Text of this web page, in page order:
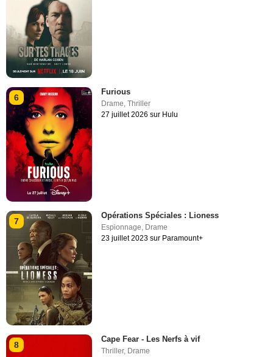
6
Furious
Drame ,Thriller
27 juillet 2026 sur Hulu
7
Opérations Spéciales : Lioness
Espionnage, Drame
23 juillet 2023 sur Paramount+
8
Cape Fear - Les Nerfs à vif
Thriller, Drame